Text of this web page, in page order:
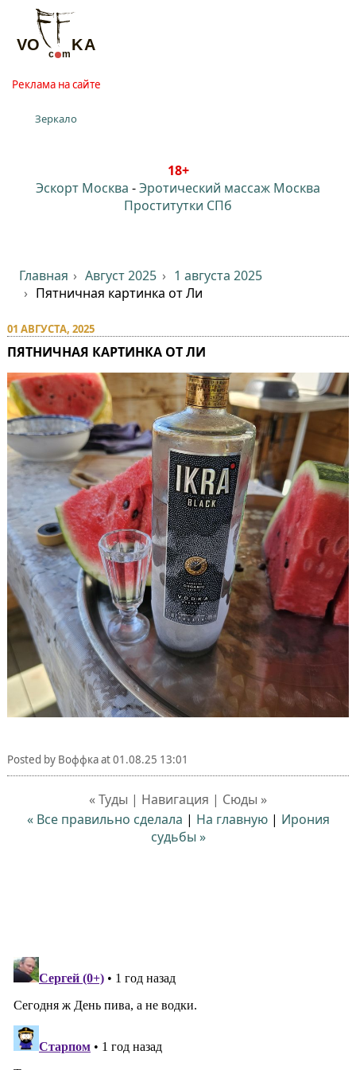
Реклама на сайте
Зеркало
18+
Эскорт Москва -Эротический массаж Москва
Проститутки СПб
Главная Август 2025
1 августа 2025
Пятничная картинка от Ли
01 АВГУСТА, 2025
ПЯТНИЧНАЯ КАРТИНКА ОТ ЛИ
Posted by Воффкаat01.08.25 13:01
« Туды | Навигация | Сюды »
« Все правильно сделала | На главную| Ирония
судьбы »